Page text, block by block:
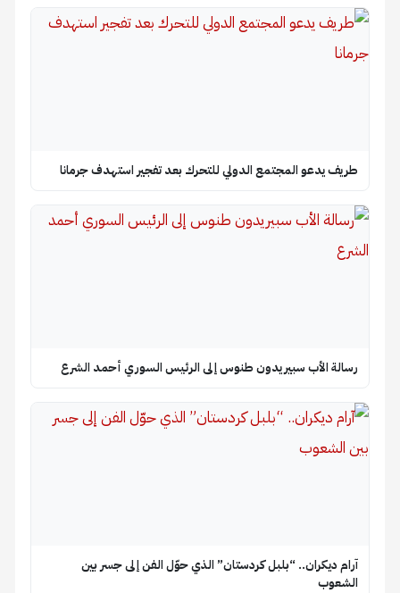
طريف يدعو المجتمع الدولي للتحرك بعد تفجير استهدف جرمانا
رسالة الأب سبيريدون طنوس إلى الرئيس السوري أحمد الشرع
آرام ديكران.. “بلبل كردستان” الذي حوّل الفن إلى جسر بين
الشعوب